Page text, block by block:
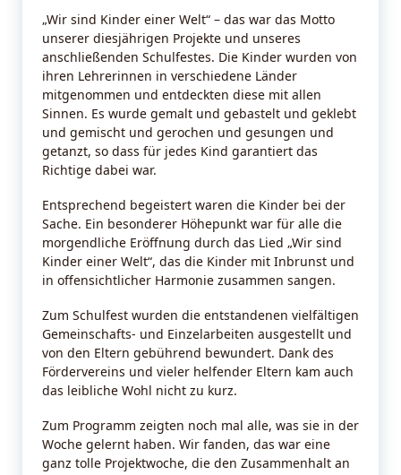
„Wir sind Kinder einer Welt“ – das war das Motto
unserer diesjährigen Projekte und unseres
anschließenden Schulfestes. Die Kinder wurden von
ihren Lehrerinnen in verschiedene Länder
mitgenommen und entdeckten diese mit allen
Sinnen. Es wurde gemalt und gebastelt und geklebt
und gemischt und gerochen und gesungen und
getanzt, so dass für jedes Kind garantiert das
Richtige dabei war.
Entsprechend begeistert waren die Kinder bei der
Sache. Ein besonderer Höhepunkt war für alle die
morgendliche Eröffnung durch das Lied „Wir sind
Kinder einer Welt“, das die Kinder mit Inbrunst und
in offensichtlicher Harmonie zusammen sangen.
Zum Schulfest wurden die entstandenen vielfältigen
Gemeinschafts- und Einzelarbeiten ausgestellt und
von den Eltern gebührend bewundert. Dank des
Fördervereins und vieler helfender Eltern kam auch
das leibliche Wohl nicht zu kurz.
Zum Programm zeigten noch mal alle, was sie in der
Woche gelernt haben. Wir fanden, das war eine
ganz tolle Projektwoche, die den Zusammenhalt an